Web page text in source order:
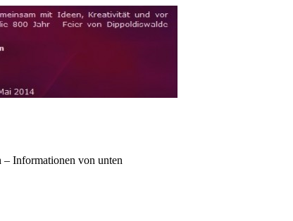
Informationen von unten